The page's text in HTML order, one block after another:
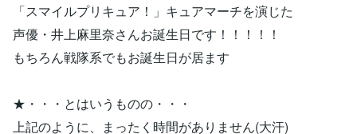
「スマイルプリキュア！」キュアマーチを演じた
声優・井上麻里奈さんお誕生日です！！！！！
もちろん戦隊系でもお誕生日が居ます
★・・・とはいうものの・・・
上記のように、まったく時間がありません(大汗)